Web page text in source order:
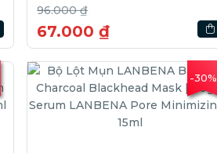
96.000 ₫
67.000 ₫
-30%